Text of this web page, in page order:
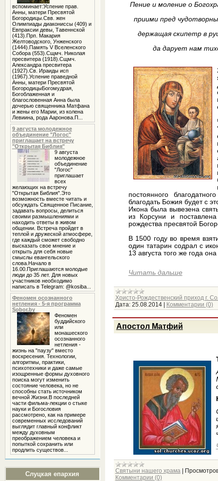
вспоминает:Успение прав.
Анны, матери Пресвятой
Богородицы.Свв. жен
Олимпиады диакониссы (409) и
Евпраксии девы, Тавеннской
(413).Прп. Макария
Желтоводского, Унженского
(1444).Память V Вселенского
Собора (553).Сщмч. Николая
пресвитера (1918).Сщмч.
Александра пресвитера
(1927).Св. Ираиды исп
(1967).Успение праведной
Анны, матери Пресвятой
БогородицыБогомудрая,
Богоблаженная и
благословенная Анна была
дочерью священника Матфана
и жены его Марии, из колена
Левиина, рода Ааронова.П...
9 августа молодежное
объединение "Логос"
приглашает на встречу
"Открытая Библия"
9 августа
молодежное
объединение
"Логос"
приглашает
всех
желающих на встречу
"Открытая Библия".Это
возможность вместе читать и
обсуждать Священное Писание,
задавать вопросы, делиться
своими размышлениями и
находить ответы в живом
общении. Встреча пройдет в
теплой и дружеской атмосфере,
где каждый сможет свободно
высказать свое мнение и
открыть для себя новые
смыслы евангельского
слова.Начало в
16.00.Приглашаются молодые
люди до 35 лет. Для новых
участников необходимо
написать в Telegram: @kosiba...
Феномен осознанного
нетления - 5-я программа
Sobor.by
Феномен
буддийского
или
монашеского
осознанного
нетления -
жизнь на "паузу" вместо
воскресения. Технологии,
алгоритмы, практики,
психотехники и даже самые
изощренные формы духовного
поиска могут изменить
состояние человека, но не
способны стать источником
вечной Жизни.В последней
части фильма-лекции о стыке
науки и Богословия
рассмотрено, как на примере
современных исследований
выглядит главный конфликт
между духовным
преображением человека и
попыткой сохранить или
продлить существов...
Слуцкая епархия
Пение и моление о
приими пред
держащая скипетр в
да дарует нам
постоянного
благодать Божия будет с
Икона была вывезена
из Корсуни и
рождества пресвятой
В 1500 году во время
один татарин содрал с
13 августа того же года
Читать дальше
Христо-Рождественский приход г.
Дата: 25.08.2014 Комментарии (0)
Апостол Матфий
Святыни нашего храма|
Комментарии (0)